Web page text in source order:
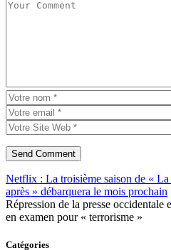
Netflix : La troisième saison de « La
après » débarquera le mois prochain
Répression de la presse
en examen pour « terrorisme »
Catégories